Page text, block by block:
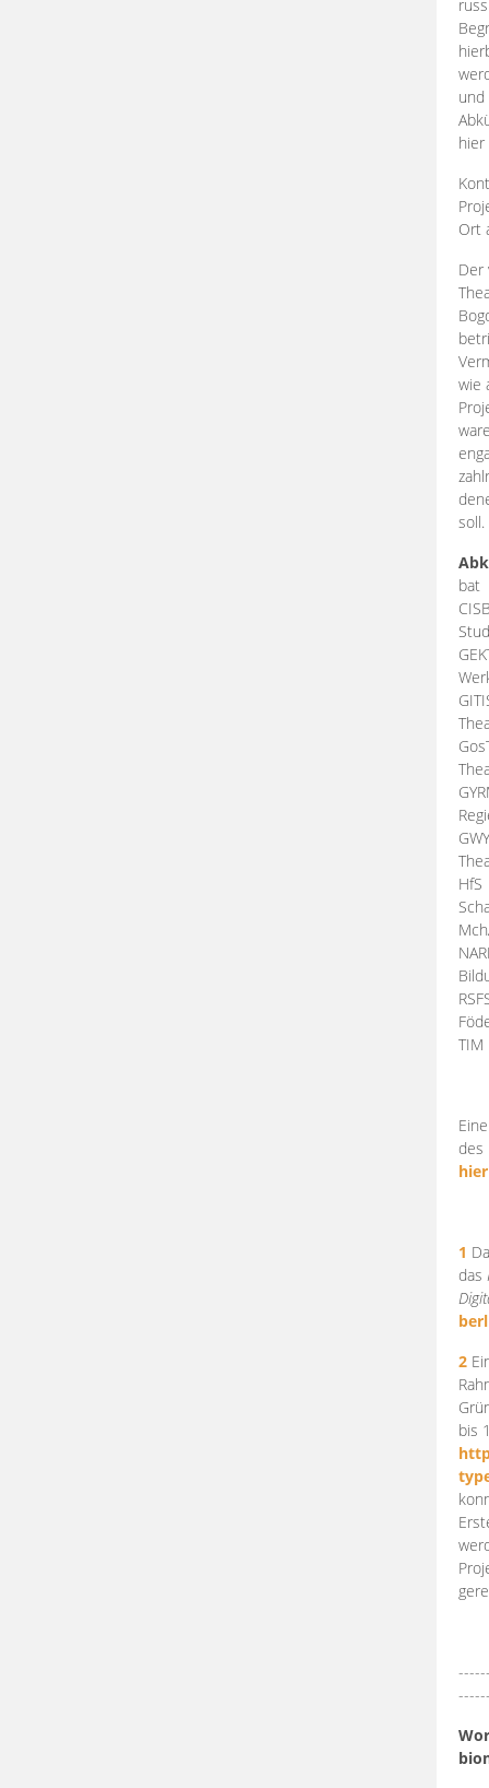
und
Ort
Der
wie
zahlr
soll.
bat
HfS
des
hier
1
das
2
bis